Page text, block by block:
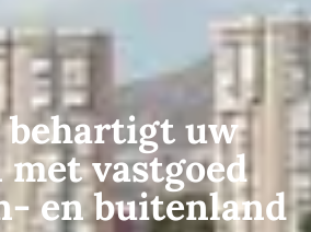
behartigt uw
met vastgoed
en buitenland